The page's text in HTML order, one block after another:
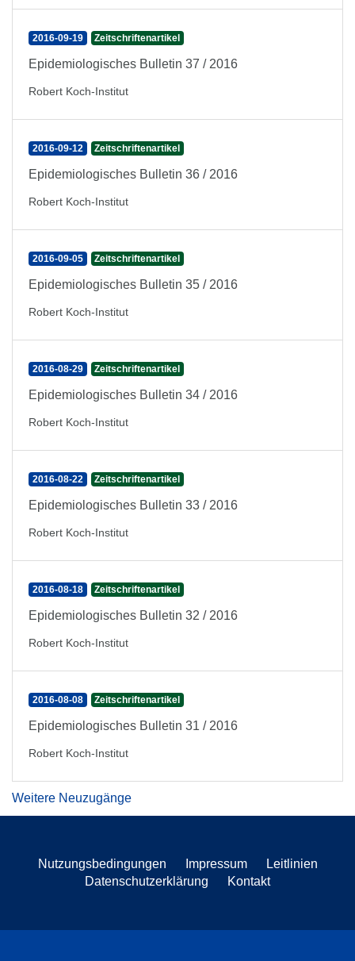
2016-09-19 Zeitschriftenartikel
Epidemiologisches Bulletin 37 / 2016
Robert Koch-Institut
2016-09-12 Zeitschriftenartikel
Epidemiologisches Bulletin 36 / 2016
Robert Koch-Institut
2016-09-05 Zeitschriftenartikel
Epidemiologisches Bulletin 35 / 2016
Robert Koch-Institut
2016-08-29 Zeitschriftenartikel
Epidemiologisches Bulletin 34 / 2016
Robert Koch-Institut
2016-08-22 Zeitschriftenartikel
Epidemiologisches Bulletin 33 / 2016
Robert Koch-Institut
2016-08-18 Zeitschriftenartikel
Epidemiologisches Bulletin 32 / 2016
Robert Koch-Institut
2016-08-08 Zeitschriftenartikel
Epidemiologisches Bulletin 31 / 2016
Robert Koch-Institut
Weitere Neuzugänge
Nutzungsbedingungen Impressum
Leitlinien
Datenschutzerklärung
Kontakt